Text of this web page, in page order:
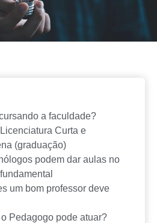
a faculdade?
Curta e
(graduação)
podem dar aulas no
um bom professor deve
Pedagogo pode atuar?